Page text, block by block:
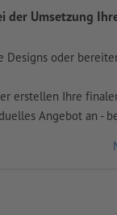
der Umsetzung
Designs oder
erstellen Ihre
Angebot an -